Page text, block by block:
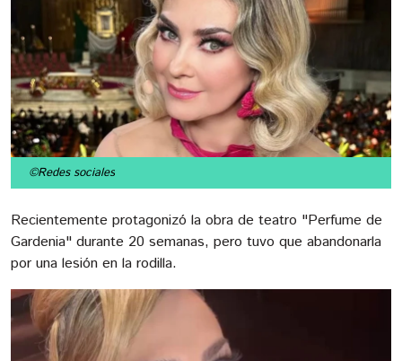
©Redes sociales
Recientemente protagonizó la obra de teatro "Perfume de
Gardenia" durante 20 semanas, pero tuvo que abandonarla
por una lesión en la rodilla.